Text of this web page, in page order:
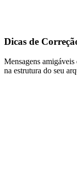
Dicas de
Mensagens
na estrutura do seu